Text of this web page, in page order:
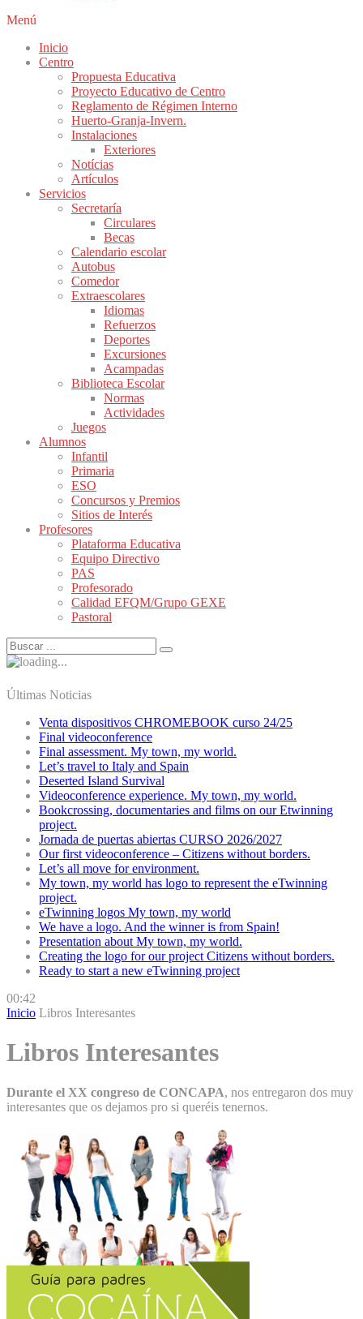
Menú
Inicio
Centro
Propuesta Educativa
Proyecto Educativo de Centro
Reglamento de Régimen Interno
Huerto-Granja-Invern.
Instalaciones
Exteriores
Notícias
Artículos
Servicios
Secretaría
Circulares
Becas
Calendario escolar
Autobus
Comedor
Extraescolares
Idiomas
Refuerzos
Deportes
Excursiones
Acampadas
Biblioteca Escolar
Normas
Actividades
Juegos
Alumnos
Infantil
Primaria
ESO
Concursos y Premios
Sitios de Interés
Profesores
Plataforma Educativa
Equipo Directivo
PAS
Profesorado
Calidad EFQM/Grupo GEXE
Pastoral
Últimas Noticias
Venta dispositivos CHROMEBOOK curso 24/25
Final videoconference
Final assessment. My town, my world.
Let’s travel to Italy and Spain
Deserted Island Survival
Videoconference experience. My town, my world.
Bookcrossing, documentaries and films on our Etwinning
project.
Jornada de puertas abiertas CURSO 2026/2027
Our first videoconference – Citizens without borders.
Let’s all move for environment.
My town, my world has logo to represent the eTwinning
project.
eTwinning logos My town, my world
We have a logo. And the winner is from Spain!
Presentation about My town, my world.
Creating the logo for our project Citizens without borders.
Ready to start a new eTwinning project
00:42
Inicio Libros Interesantes
Libros Interesantes
Durante el XX congreso de CONCAPA, nos entregaron dos muy
interesantes que os dejamos pro si queréis tenernos.